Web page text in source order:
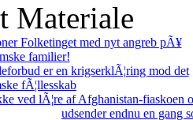
Materiale
Folketinget med nyt angreb pÃ¥
familier!
er en krigserklÃ¦ring mod det
fÃ¦llesskab
ved lÃ¦re af Afghanistan-fiaskoen
udsender endnu en gang